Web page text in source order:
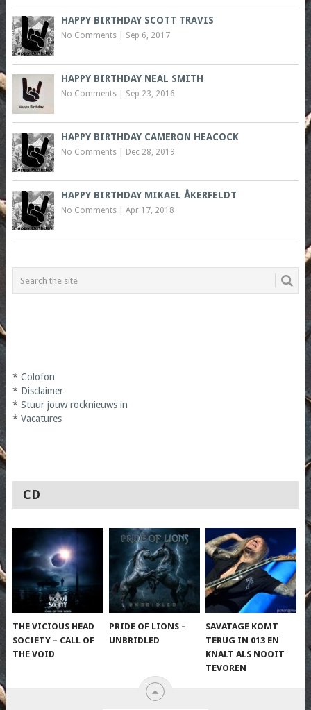
HAPPY BIRTHDAY SCOTT TRAVIS
No Comments| Sep 6, 2017
HAPPY BIRTHDAY NEAL SMITH
No Comments| Sep 23, 2016
HAPPY BIRTHDAY CAMERON HEACOCK
No Comments| Dec 28, 2019
HAPPY BIRTHDAY MIKAEL ÅKERFELDT
No Comments| Apr 17, 2018
* Colofon
* Disclaimer
* Stuur jouw rocknieuws in
* Vacatures
CD
THE VICIOUS HEAD
SOCIETY – CALL OF
THE VOID
PRIDE OF LIONS –
UNBRIDLED
SAVATAGE KOMT
TERUG IN 013 EN
KNALT ALS NOOIT
TEVOREN